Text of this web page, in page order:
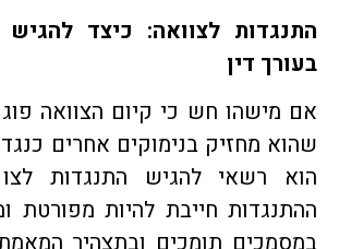
התנגדות לצוואה: כיצד להגיש
בעורך דין
אם מישהו חש כי קיום הצוואה
שהוא מחזיק בנימוקים אחרים
הוא רשאי להגיש התנגדות
ההתנגדות חייבת להיות מפורטת